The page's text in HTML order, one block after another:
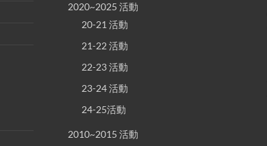
2020~2025 活動
20-21 活動
21-22 活動
22-23 活動
23-24 活動
24-25活動
2010~2015 活動